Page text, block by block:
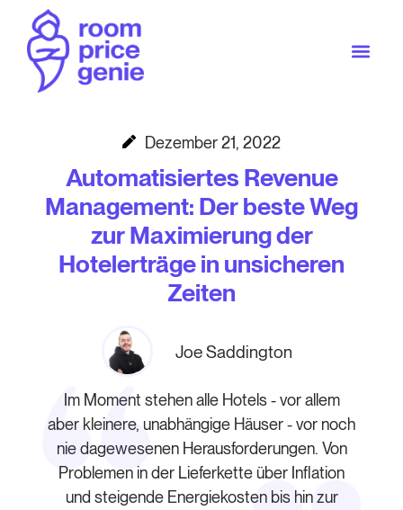
Dezember 21, 2022
Automatisiertes Revenue
Management: Der beste Weg
zur Maximierung der
Hotelerträge in unsicheren
Zeiten
Joe Saddington
Im Moment stehen alle Hotels - vor allem
aber kleinere, unabhängige Häuser - vor noch
nie dagewesenen Herausforderungen. Von
Problemen in der Lieferkette über Inflation
und steigende Energiekosten bis hin zur